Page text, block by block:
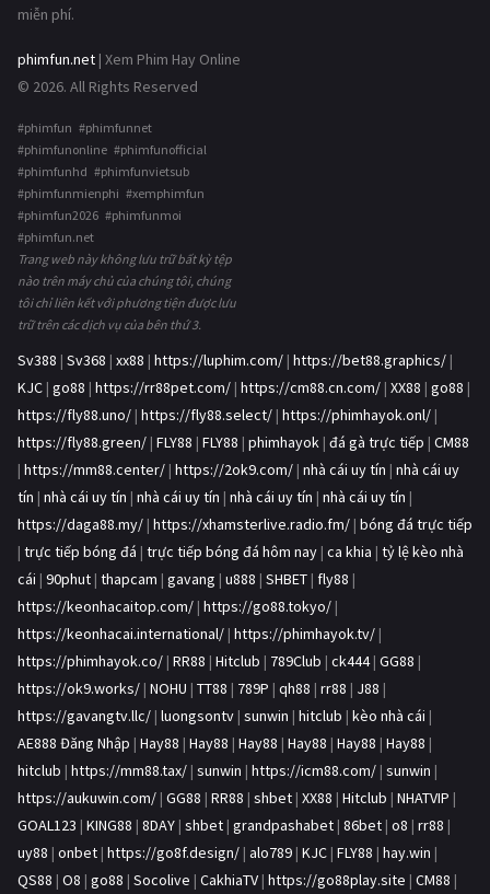
miễn phí.
phimfun.net | Xem Phim Hay Online
© 2026. All Rights Reserved
#phimfun #phimfunnet
#phimfunonline #phimfunofficial
#phimfunhd #phimfunvietsub
#phimfunmienphi #xemphimfun
#phimfun2026 #phimfunmoi
#phimfun.net
Trang web này không lưu trữ bất kỳ tệp
nào trên máy chủ của chúng tôi, chúng
tôi chỉ liên kết với phương tiện được lưu
trữ trên các dịch vụ của bên thứ 3.
Sv388 | Sv368 | xx88 | https://luphim.com/ | https://bet88.graphics/ |
KJC | go88 | https://rr88pet.com/ | https://cm88.cn.com/ | XX88 | go88 |
https://fly88.uno/ | https://fly88.select/ | https://phimhayok.onl/ |
https://fly88.green/ | FLY88 | FLY88 | phimhayok | đá gà trực tiếp | CM88
| https://mm88.center/ | https://2ok9.com/ | nhà cái uy tín | nhà cái uy
tín | nhà cái uy tín | nhà cái uy tín | nhà cái uy tín | nhà cái uy tín |
https://daga88.my/ | https://xhamsterlive.radio.fm/ | bóng đá trực tiếp
| trực tiếp bóng đá | trực tiếp bóng đá hôm nay | ca khia | tỷ lệ kèo nhà
cái | 90phut | thapcam | gavang | u888 | SHBET | fly88 |
https://keonhacaitop.com/ | https://go88.tokyo/ |
https://keonhacai.international/ | https://phimhayok.tv/ |
https://phimhayok.co/ | RR88 | Hitclub | 789Club | ck444| GG88 |
https://ok9.works/ | NOHU | TT88 | 789P | qh88 | rr88 | J88 |
https://gavangtv.llc/ | luongsontv | sunwin | hitclub | kèo nhà cái |
AE888 Đăng Nhập | Hay88 | Hay88 | Hay88 | Hay88 | Hay88 | Hay88 |
hitclub | https://mm88.tax/ | sunwin | https://icm88.com/ | sunwin |
https://aukuwin.com/ | GG88 | RR88 | shbet | XX88 | Hitclub | NHATVIP |
GOAL123 | KING88 | 8DAY | shbet | grandpashabet | 86bet | o8 | rr88 |
uy88 | onbet | https://go8f.design/ | alo789 | KJC | FLY88 | hay.win |
QS88 | O8 | go88 | Socolive | CakhiaTV | https://go88play.site | CM88 |